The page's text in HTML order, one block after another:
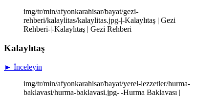
img/tr/min/afyonkarahisar/bayat/gezi-
rehberi/kalaylitas/kalaylitas.jpg-|-Kalaylıtaş | Gezi
Rehberi-|-Kalaylıtaş | Gezi Rehberi
Kalaylıtaş
► İnceleyin
img/tr/min/afyonkarahisar/bayat/yerel-lezzetler/hurma-
baklavasi/hurma-baklavasi.jpg-|-Hurma Baklavası |